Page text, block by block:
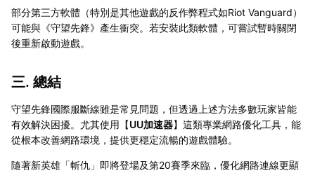
部分第三方軟體（特別是其他遊戲的反作弊程式如Riot Vanguard）
可能與《守望先鋒》產生衝突。若安裝此類軟體，可嘗試暫時關閉
後重新啟動遊戲。
三. 總結
守望先鋒國際服斷線雖是常見問題，但透過上述方法多數玩家皆能
有效解決困擾。尤其使用【UU加速器】這類專業網路優化工具，能
從根本改善網路環境，提供更穩定流暢的遊戲體驗。
隨著新英雄「斬仇」即將登場及第20賽季來臨，優化網路連線更顯